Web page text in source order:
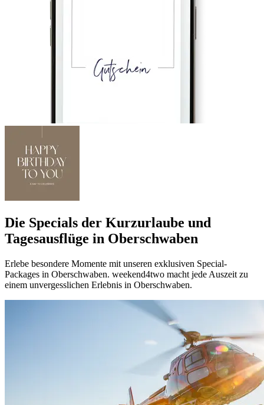
Die Specials der Kurzurlaube und
Tagesausflüge in Oberschwaben
Erlebe besondere Momente mit unseren exklusiven Special-
Packages in Oberschwaben. weekend4two macht jede Auszeit zu
einem unvergesslichen Erlebnis in Oberschwaben.